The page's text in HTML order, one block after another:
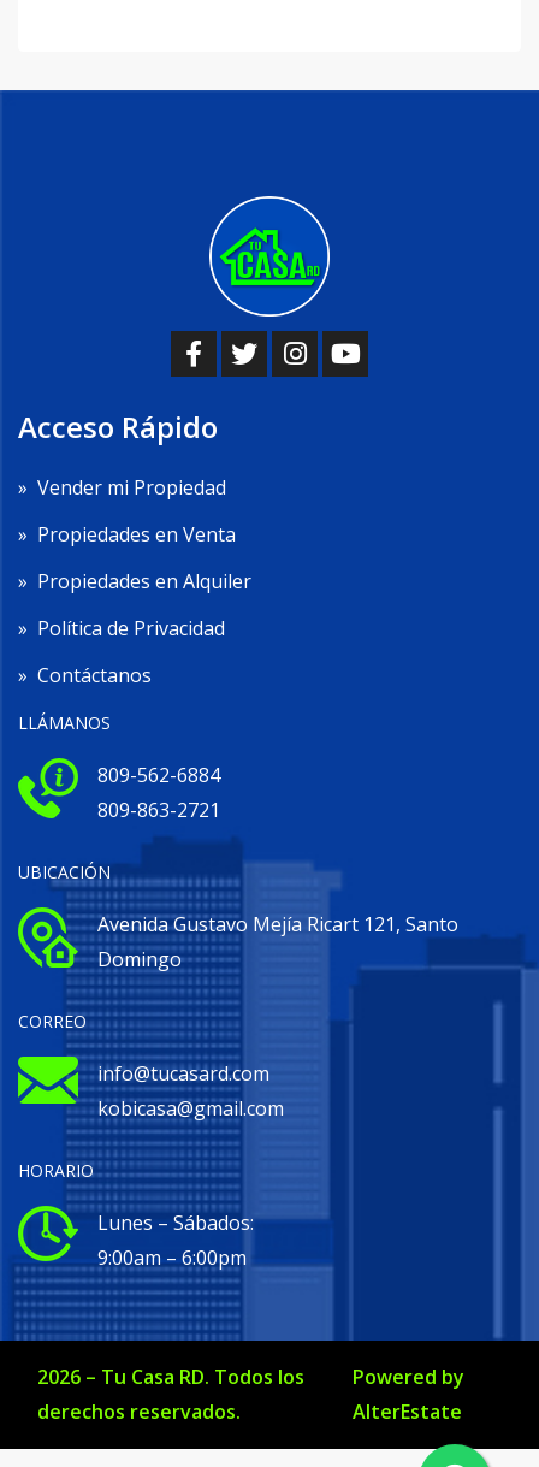
Acceso Rápido
» Vender mi Propiedad
» Propiedades en Venta
» Propiedades en Alquiler
» Política de Privacidad
» Contáctanos
LLÁMANOS
809-562-6884
809-863-2721
UBICACIÓN
Avenida Gustavo Mejía Ricart 121, Santo
Domingo
CORREO
info@tucasard.com
kobicasa@gmail.com
HORARIO
Lunes – Sábados:
9:00am – 6:00pm
2026 – Tu Casa RD. Todos los
derechos reservados.
Powered by
AlterEstate